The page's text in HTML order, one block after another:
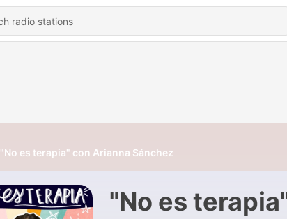
"No es terapia" con Arianna Sánchez
"No es